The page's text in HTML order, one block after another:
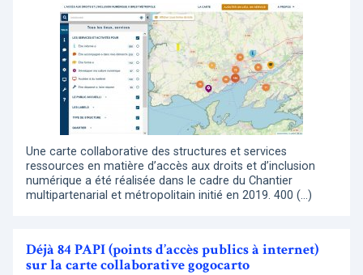
Une carte collaborative des structures et services
ressources en matière d’accès aux droits et d’inclusion
numérique a été réalisée dans le cadre du Chantier
multipartenarial et métropolitain initié en 2019. 400 (…)
Déjà 84 PAPI (points d’accès publics à internet)
sur la carte collaborative gogocarto